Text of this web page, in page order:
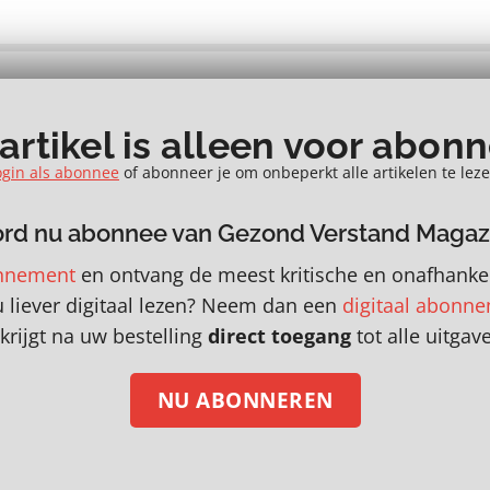
is alleen voor
als abonnee of abonneer je om onbeperkt alle artikelen te
nu abonnee van Gezond Verstand
en ontvang de meest kritische en
liever digitaal lezen? Neem dan een digitaal
na uw bestelling direct toegang tot alle
NU ABONNEREN